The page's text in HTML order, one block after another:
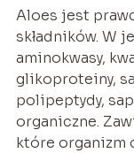
Aloes jest
składników. W
aminokwasy,
glikoproteiny,
polipeptydy,
organiczne.
które organizm